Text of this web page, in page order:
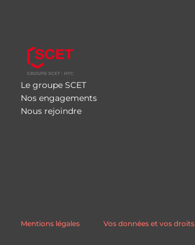
Le groupe SCET
Nos engagements
Nous rejoindre
Mentions légales Vos données et vos droits